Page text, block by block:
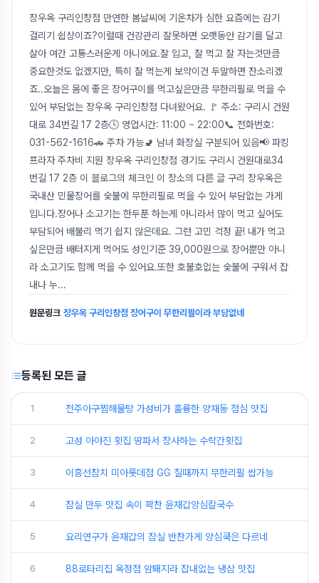
장우옥 구리인창점 만연한 봄날씨에 기온차가 심한 요즘에는 감기
걸리기 쉽상이죠?이럴때 건강관리 잘못하면 오랫동안 감기를 달고
살아 여간 고통스러운게 아니에요.잘 입고, 잘 먹고 잘 자는것만큼
중요한것도 없겠지만, 특히 잘 먹는게 보약이건 두말하면 잔소리겠
죠..오늘은 몸에 좋은 장어구이를 먹고싶은만큼 무한리필로 먹을 수
있어 부담없는 장우옥 구리인창점 다녀왔어요. 🚩 주소: 구리시 건원
대로 34번길 17 2층🕓 영업시간: 11:00 ~ 22:00📞 전화번호:
031-562-1616🚗 주차 가능🚽 남녀 화장실 구분되어 있음📢 파킹
프라자 주차비 지원 장우옥 구리인창점 경기도 구리시 건원대로34
번길 17 2층 이 블로그의 체크인 이 장소의 다른 글 구리 장우옥은
국내산 민물장어를 숯불에 무한리필로 먹을 수 있어 부담없는 가게
입니다.장어나 소고기는 한두푼 하는게 아니라서 많이 먹고 싶어도
부담되어 배불리 먹기 쉽지 않은데요. 그런 고민 걱정 끝! 내가 먹고
싶은만큼 배터지게 먹어도 성인기준 39,000원으로 장어뿐만 아니
라 소고기도 함께 먹을 수 있어요.또한 호불호없는 숯불에 구워서 잡
내나 누...
원문링크 장우옥 구리인창점 장어구이 무한리필이라 부담없네
등록된 모든 글
1 전주아구찜해물탕 가성비가 훌륭한 양재동 점심 맛집
2 고성 아야진 횟집 땅파서 장사하는 수락간횟집
3 이흥선참치 미아롯데점 GG 칠때까지 무한리필 쌉가능
4 잠실 만두 맛집 속이 꽉찬 윤재갑양심칼국수
5 요리연구가 윤재갑의 잠실 반찬가게 양심쿡은 다르네
6 88로타리집 옥정점 암퇘지라 잡내없는 냉삼 맛집